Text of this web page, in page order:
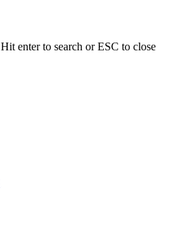
Hit enter to search or ESC to close